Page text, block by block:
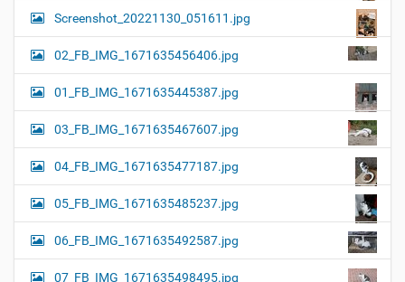
Screenshot_20221130_051611.jpg
02_FB_IMG_1671635456406.jpg
01_FB_IMG_1671635445387.jpg
03_FB_IMG_1671635467607.jpg
04_FB_IMG_1671635477187.jpg
05_FB_IMG_1671635485237.jpg
06_FB_IMG_1671635492587.jpg
07_FB_IMG_1671635498495.jpg